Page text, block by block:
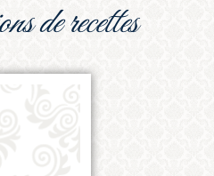
de recettes